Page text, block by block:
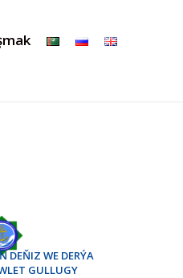
DEŇIZ WE DERÝA
GULLUGY